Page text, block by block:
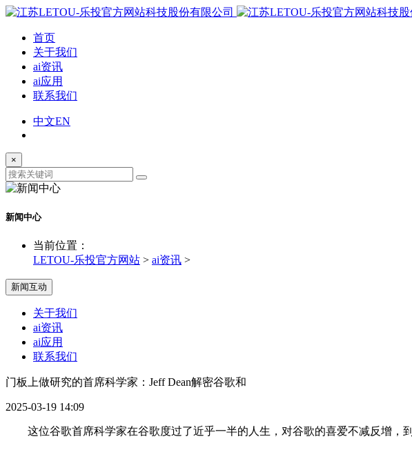
首页
关于我们
ai资讯
ai应用
联系我们
中文EN
×
新闻中心
当前位置：
LETOU-乐投官方网站 > ai资讯 >
新闻互动
关于我们
ai资讯
ai应用
联系我们
门板上做研究的首席科学家：Jeff Dean解密谷歌和
2025-03-19 14:09
这位谷歌首席科学家在谷歌度过了近乎一半的人生，对谷歌的喜爱不减反增，